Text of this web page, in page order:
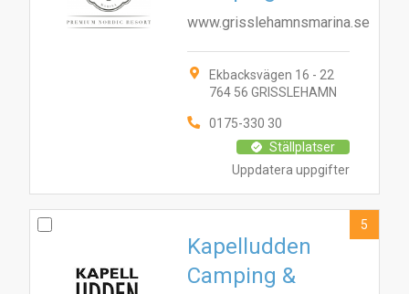
Uppdatera uppgifter
www.grisslehamnsmarina.se
Ekbacksvägen 16 - 22
764 56 GRISSLEHAMN
0175-330 30
Ställplatser
Kapelludden
Camping &
5